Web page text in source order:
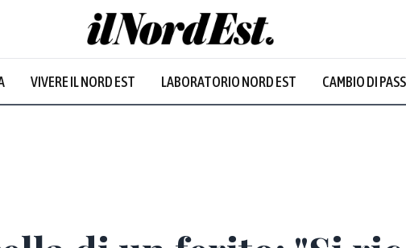
VIVERE IL NORD EST LABORATORIO NORD EST CAMBIO DI
Prevalentemente